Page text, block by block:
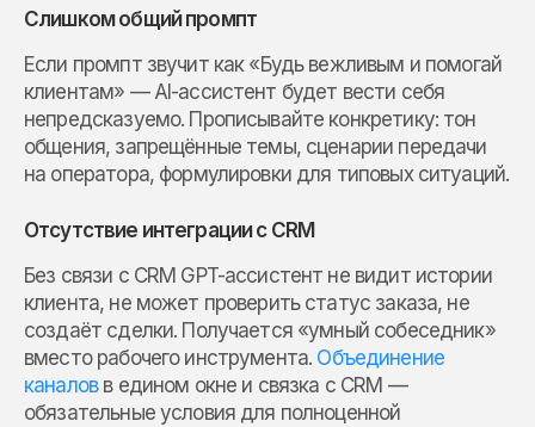
Слишком общий промпт
Если промпт звучит как «Будь вежливым и помогай
клиентам» — AI-ассистент будет вести себя
непредсказуемо. Прописывайте конкретику: тон
общения, запрещённые темы, сценарии передачи
на оператора, формулировки для типовых ситуаций.
Отсутствие интеграции с CRM
Без связи с CRM GPT-ассистент не видит истории
клиента, не может проверить статус заказа, не
создаёт сделки. Получается «умный собеседник»
вместо рабочего инструмента. Объединение
каналовв едином окне и связка с CRM —
обязательные условия для полноценной